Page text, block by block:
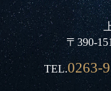
〒390-
TEL.0263-